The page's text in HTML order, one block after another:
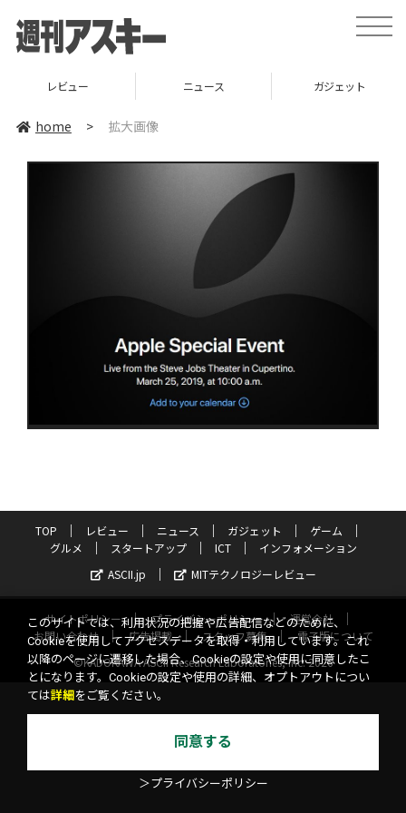
toggle
レビュー ニュース ガジェット
home > 拡大画像
TOP レビュー ニュース ガジェット
ゲーム
グルメ
スタートアップ ICT
インフォメーション
ASCII.jp
MITテクノロジーレビュー
サイトポリシー プライバシーポリシー
運営会社
お問い合わせ
広告掲載 スタッフ募集
電子版について
©KADOKAWA ASCII Research Laboratories, Inc. 2026
このサイトでは、利用状況の把握や広告配信などのために、
Cookieを使用してアクセスデータを取得・利用しています。これ
以降のページに遷移した場合、Cookieの設定や使用に同意したこ
とになります。Cookieの設定や使用の詳細、オプトアウトについ
ては詳細 をご覧ください。
同意する
＞プライバシーポリシー